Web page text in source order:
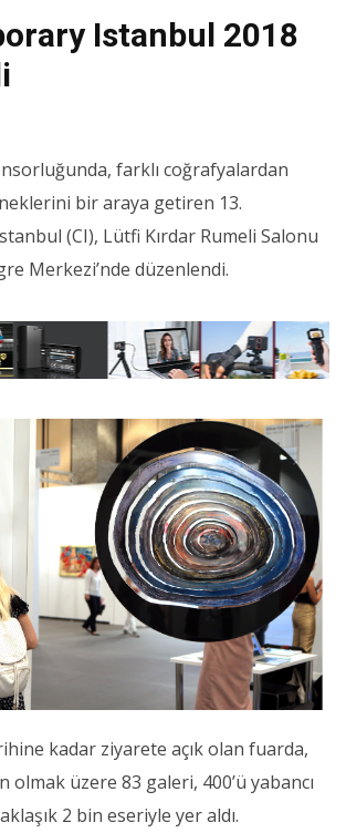
Istanbul 2018
farklı coğrafyalardan
bir araya getiren 13.
(CI), Lütfi Kırdar Rumeli Salonu
Merkezi’nde düzenlendi.
kadar ziyarete açık olan fuarda,
olmak üzere 83 galeri, 400’ü yabancı
2 bin eseriyle yer aldı.